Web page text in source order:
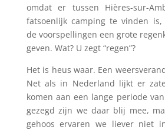
omdat er tussen Hières-sur-
fatsoenlijk camping te vinden
de voorspellingen een grote
geven. Wat? U zegt “regen”?
Het is heus waar. Een
Net als in Nederland lijkt er
komen aan een lange periode
gezegd zijn we daar blij mee,
gehoos ervaren we liever niet